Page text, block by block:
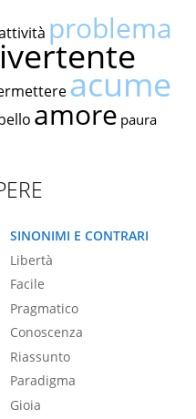
problema
acume
amore paura
SINONIMI E CONTRARI
Libertà
Facile
Pragmatico
Conoscenza
Riassunto
Paradigma
Gioia